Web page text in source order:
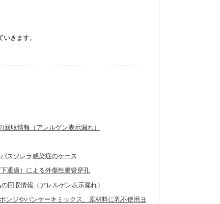
きます。
収情報（アレルゲン表示漏れ）
スツレラ感染症のケース
通過）による外傷性腸管穿孔
回収情報（アレルゲン表示漏れ）
ンジやパンケーキミックス、原材料に乳不使用ヨ